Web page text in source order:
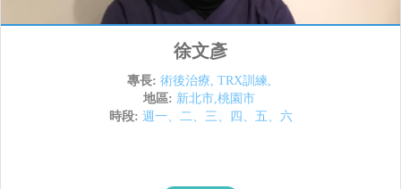
徐文彥
專長: 術後治療 TRX訓練
地區: 新北市,桃園市
時段: 週一、二、三、四、五、六